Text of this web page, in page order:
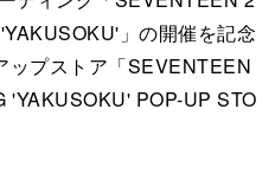
」の開催を記念
ップストア「SEVENTEEN
'YAKUSOKU' POP-UP STO